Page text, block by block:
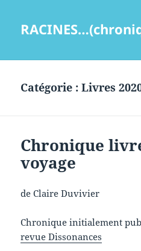
Catégorie :Livres
Chronique
voyage
de Claire Duvivier
Chronique initialement
revue Dissonances